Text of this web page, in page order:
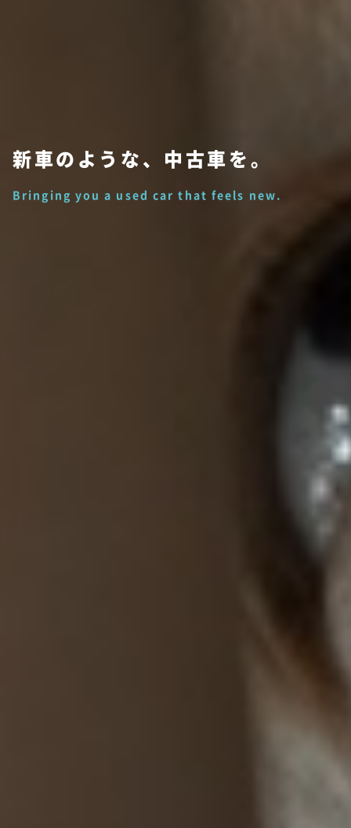
新車のような、中古車を。
Bringing you a used car that feels new.